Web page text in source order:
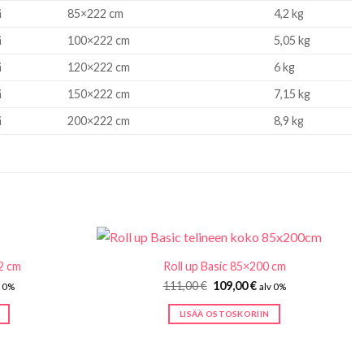
85×222 cm
4,2 kg
100×222 cm
5,05 kg
120×222 cm
6 kg
150×222 cm
7,15 kg
200×222 cm 8,9 kg
cm
0%
Roll up Basic 85×200 cm
111,00€ Alkuperäinen
hinta
oli:
111,00 €.
109,00€Nykyinen
on:
109,00 €.
alv 0%
LISÄÄ OSTOSKORIIN